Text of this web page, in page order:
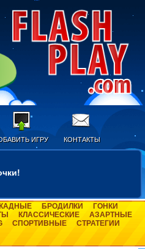
ИГРУ КОНТАКТЫ
БРОДИЛКИ
ГОНКИ
КЛАССИЧЕСКИЕ
АЗАРТНЫЕ
СПОРТИВНЫЕ
СТРАТЕГИИ